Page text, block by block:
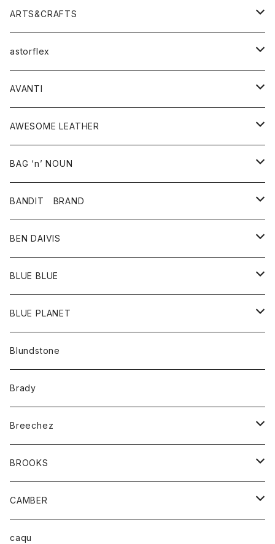
シャツ・ブラウス
パンツ
スカート
ワンピース・オールインワン
バッグ
シューズ
アクセサリー
その他雑貨
アウター
コート
ジャケット
トップス
ベスト
シャツ
ワンピース
ボトム
スカート
パンツ
グッズ
靴
ARTS&CRAFTS
アクセサリー
ウォレット
バッグ
astorflex
グッズ
靴
AVANTI
シャツ
AWESOME LEATHER
アウター
革ジャケット
BAG ‘n’ NOUN
アクセサリー
バッグ
ポーチ
BANDIT BRAND
トップス
Ｔシャツ
BEN DAIVIS
ポトム
パンツ
BLUE BLUE
アウター
カーディガン
コート
アクセサリー
バッグ
ベルト
キッズ
Tシャツ
グッズ
アンダーウェアー
カードホルダー
トップス
カーディガン
ボトム
オーバーオール
レディース
BLUE PLANET
サングラス
Blundstone
Brady
Breechez
シャツ
BROOKS
グッズ
靴
CAMBER
トップス
caqu